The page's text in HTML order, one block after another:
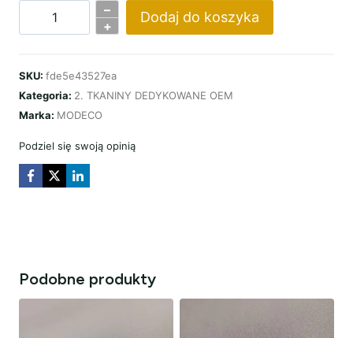
73
AUDI
SZARA
–
+
Dodaj do koszyka
SKU: fde5e43527ea
Kategoria: 2. TKANINY DEDYKOWANE OEM
Marka: MODECO
Podziel się swoją opinią
Podobne produkty